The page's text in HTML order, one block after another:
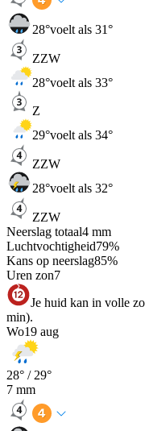
28°voelt als 31°
ZZW
28°voelt als 33°
Z
29°voelt als 34°
ZZW
28°voelt als 32°
ZZW
Neerslag totaal4 mm
Luchtvochtigheid79%
Kans op neerslag85%
Uren zon7
Je huid kan in volle
min).
Wo19 aug
28° / 29°
7 mm